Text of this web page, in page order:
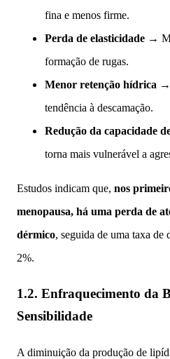
fina e menos firme.
Perda de elasticidade →
formação de rugas.
Menor retenção hídrica →
tendência à descamação.
Redução da capacidade
torna mais vulnerável a
Estudos indicam que, nos
menopausa, há uma perda de
dérmico, seguida de uma taxa de
2%.
1.2. Enfraquecimento da
Sensibilidade
A diminuição da produção de